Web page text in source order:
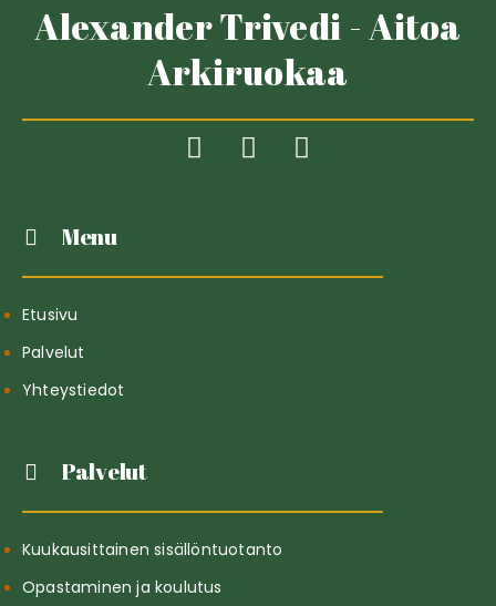
Alexander Trivedi - Aitoa
Arkiruokaa
Menu
Etusivu
Palvelut
Yhteystiedot
Palvelut
Kuukausittainen sisällöntuotanto
Opastaminen ja koulutus